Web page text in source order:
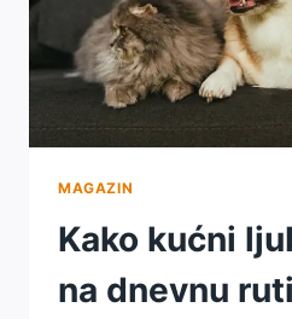
MAGAZIN
Kako kućni
na dnevnu